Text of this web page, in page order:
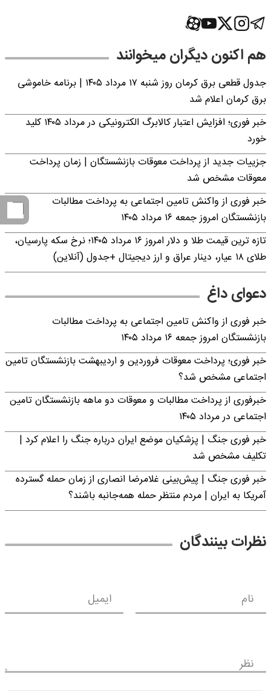
هم اکنون دیگران میخوانند
جدول قطعی برق کرمان روز شنبه ۱۷ مرداد ۱۴۰۵ | برنامه خاموشی
برق کرمان اعلام شد
خبر فوری؛ افزایش اعتبار کالابرگ الکترونیکی در مرداد ۱۴۰۵ کلید
خورد
جزییات جدید از پرداخت معوقات بازنشستگان | زمان پرداخت
معوقات مشخص شد
خبر فوری از واکنش تامین اجتماعی به پرداخت مطالبات
بازنشستگان امروز جمعه ۱۶ مرداد ۱۴۰۵
تازه ترین قیمت طلا و دلار امروز ۱۶ مرداد ۱۴۰۵؛ نرخ سکه پارسیان،
طلای ۱۸ عیار، دینار عراق و ارز دیجیتال +جدول (آنلاین)
دعوای داغ
خبر فوری از واکنش تامین اجتماعی به پرداخت مطالبات
بازنشستگان امروز جمعه ۱۶ مرداد ۱۴۰۵
خبر فوری؛ پرداخت معوقات فروردین و اردیبهشت بازنشستگان تامین
اجتماعی مشخص شد؟
خبرفوری از پرداخت مطالبات و معوقات دو ماهه بازنشستگان تامین
اجتماعی در مرداد ۱۴۰۵
خبر فوری جنگ | پزشکیان موضع ایران درباره جنگ را اعلام کرد |
تکلیف مشخص شد
خبر فوری جنگ | پیش‌بینی غلامرضا انصاری از زمان حمله گسترده
آمریکا به ایران | مردم منتظر حمله همه‌جانبه باشند؟
نظرات بینندگان
نام ایمیل
نظر